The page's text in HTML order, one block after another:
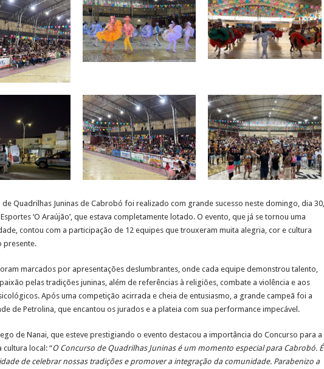
de Quadrilhas Juninas de Cabrobó foi realizado com grande sucesso neste domingo, dia 30,
‘O Araújão’, que estava completamente lotado. O evento, que já se tornou uma
contou com a participação de 12 equipes que trouxeram muita alegria, cor e cultura
presente.
marcados por apresentações deslumbrantes, onde cada equipe demonstrou talento,
pelas tradições juninas, além de referências à religiões, combate a violência e aos
Após uma competição acirrada e cheia de entusiasmo, a grande campeã foi a
de Petrolina, que encantou os jurados e a plateia com sua performance impecável.
de Nanai, que esteve prestigiando o evento destacou a importância do Concurso para a
cultura local: “O Concurso de Quadrilhas Juninas é um momento especial para Cabrobó. É
de celebrar nossas tradições e promover a integração da comunidade. Parabenizo a